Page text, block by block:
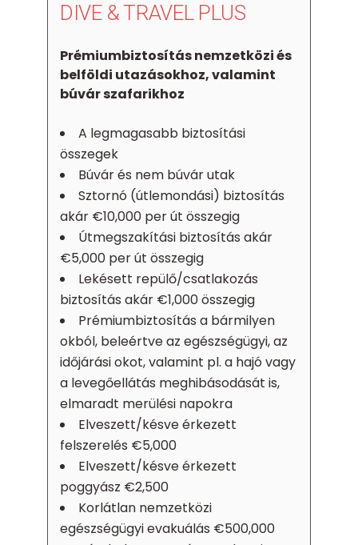
DIVE & TRAVEL PLUS
Prémiumbiztosítás nemzetközi és
belföldi utazásokhoz, valamint
búvár szafarikhoz
A legmagasabb biztosítási
összegek
Búvár és nem búvár utak
Sztornó (útlemondási) biztosítás
akár €10,000 per út összegig
Útmegszakítási biztosítás akár
€5,000 per út összegig
Lekésett repülő/csatlakozás
biztosítás akár €1,000 összegig
Prémiumbiztosítás a bármilyen
okból, beleértve az egészségügyi, az
időjárási okot, valamint pl. a hajó vagy
a levegőellátás meghibásodását is,
elmaradt merülési napokra
Elveszett/késve érkezett
felszerelés €5,000
Elveszett/késve érkezett
poggyász €2,500
Korlátlan nemzetközi
egészségügyi evakuálás €500,000